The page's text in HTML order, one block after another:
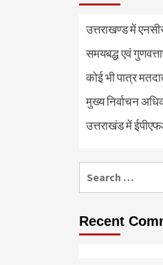
उत्तराखण्ड में
समयबद्ध एवं
कोई भी पात्र
मुख्य निर्वाचन
उत्तराखंड में
Recent